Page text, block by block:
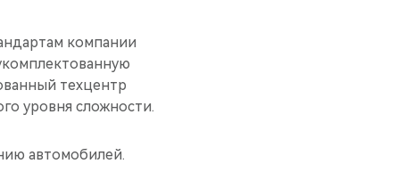
компании
техцентр
уровня сложности.
автомобилей.